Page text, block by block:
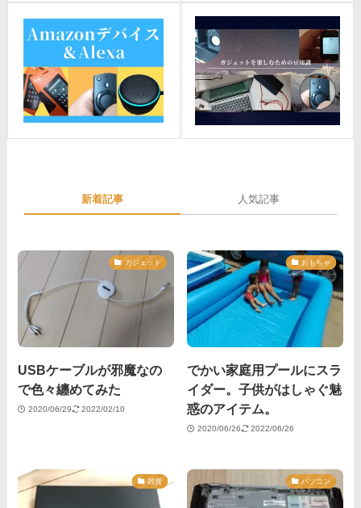
新着記事 人気記事
ガジェット
USBケーブルが邪魔なの
で色々纏めてみた
2020/06/29 2022/02/10
おもちゃ
でかい家庭用プールにスラ
イダー。子供がはしゃぐ魅
惑のアイテム。
2020/06/26 2022/06/26
雑貨 パソコン